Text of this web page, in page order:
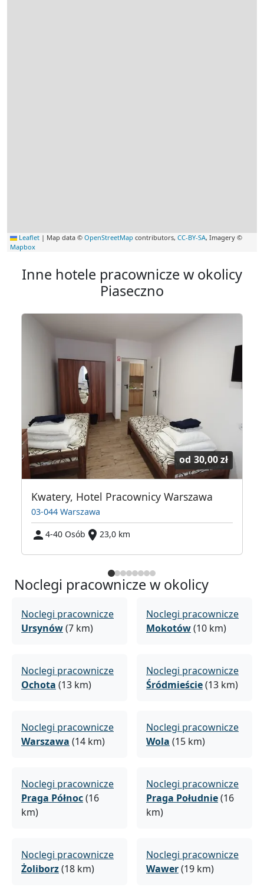
Leaflet | Map data © OpenStreetMap contributors, CC-BY-SA, Imagery ©
Mapbox
Inne hotele pracownicze w okolicy
Piaseczno
od 30,00 zł
Kwatery, Hotel Pracownicy Warszawa
03-044 Warszawa
4-40 Osób
23,0 km
Noclegi pracownicze w okolicy
Noclegi pracownicze
Ursynów(7 km)
Noclegi pracownicze
Mokotów(10 km)
Noclegi pracownicze
Ochota (13 km)
Noclegi pracownicze
Śródmieście(13 km)
Noclegi pracownicze
Warszawa (14 km)
Noclegi pracownicze
Wola (15 km)
Noclegi pracownicze
Praga Północ(16
km)
Noclegi pracownicze
Praga Południe(16
km)
Noclegi pracownicze
Żoliborz(18 km)
Noclegi pracownicze
Wawer(19 km)